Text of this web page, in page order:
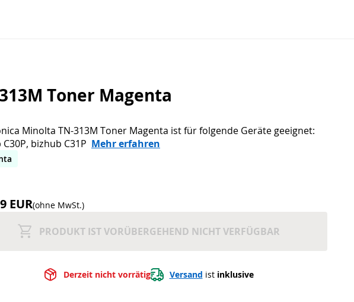
Toner Magenta
Minolta TN-313M Toner Magenta ist für folgende Geräte geeignet:
bizhub C31P Mehr erfahren
EUR(ohne MwSt.)
PRODUKT IST VORÜBERGEHEND NICHT VERFÜGBAR
Derzeit nicht vorrätig Versand ist inklusive